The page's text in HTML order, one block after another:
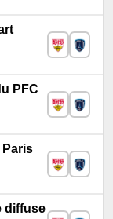
PFC
diffuse